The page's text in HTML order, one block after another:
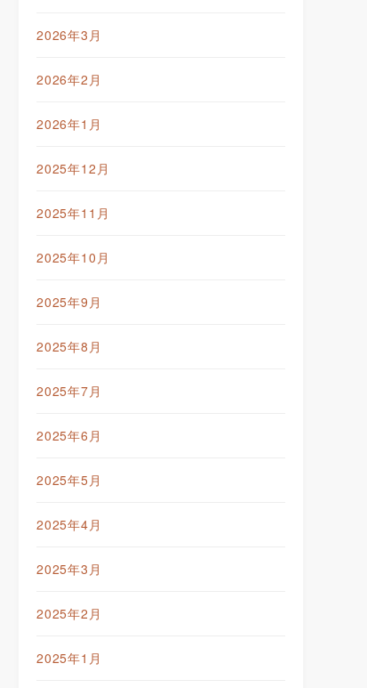
2026年3月
2026年2月
2026年1月
2025年12月
2025年11月
2025年10月
2025年9月
2025年8月
2025年7月
2025年6月
2025年5月
2025年4月
2025年3月
2025年2月
2025年1月